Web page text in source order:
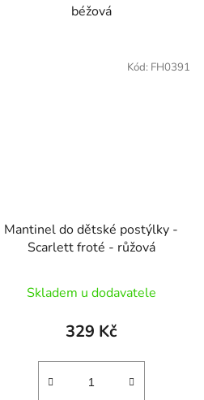
béžová
Mantinel do dětské postýlky -
Scarlett froté - růžová
Skladem u dodavatele
329 Kč
Kód: FH0391